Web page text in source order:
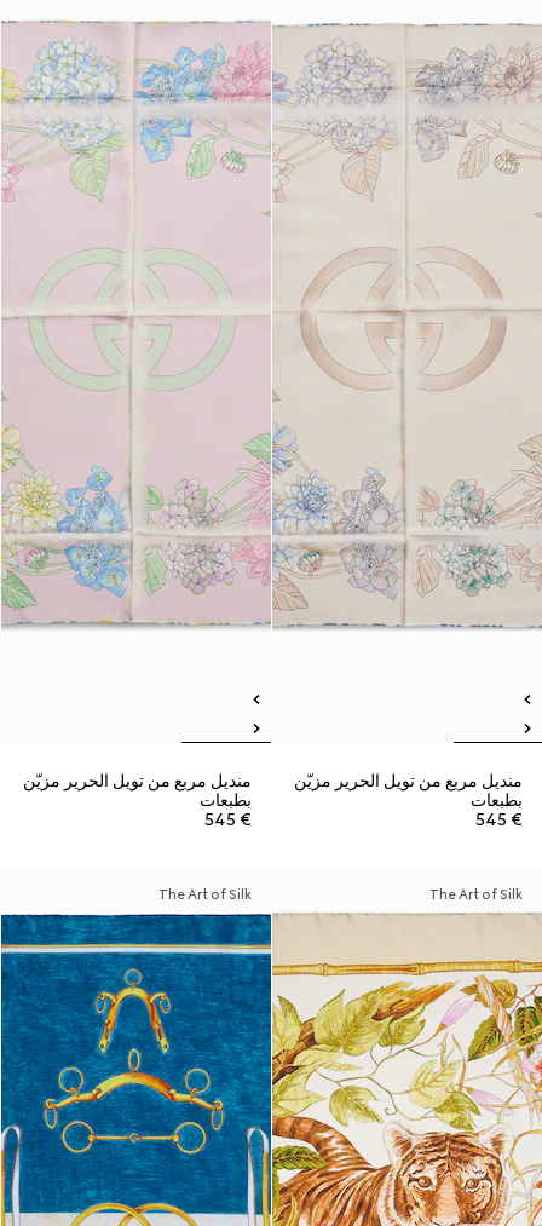
منديل مربع من تويل الحرير مزيّن
بطبعات
€ 545
منديل مربع من تويل الحرير مزيّن
بطبعات
€ 545
The Art of Silk
The Art of Silk